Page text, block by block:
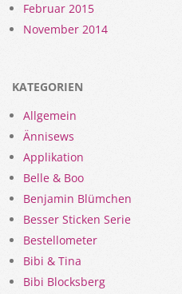
Februar 2015
November 2014
KATEGORIEN
Allgemein
Ännisews
Applikation
Belle & Boo
Benjamin Blümchen
Besser Sticken Serie
Bestellometer
Bibi & Tina
Bibi Blocksberg